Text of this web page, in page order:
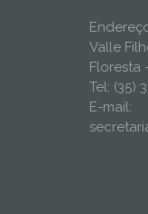
Valle
Floresta
Tel: (35)
E-mail: